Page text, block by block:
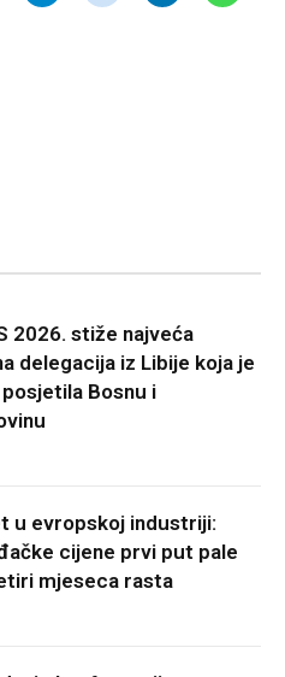
2026. stiže najveća
delegacija iz Libije koja je
Bosnu i
u evropskoj industriji:
cijene prvi put pale
mjeseca rasta